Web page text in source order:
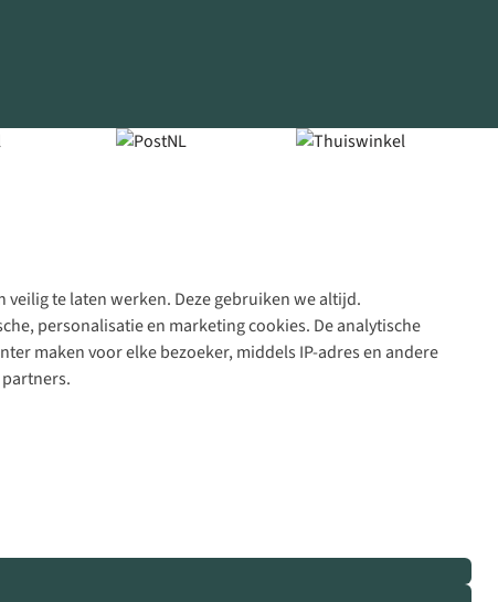
te laten werken. Deze gebruiken we altijd.
personalisatie en marketing cookies. De analytische
maken voor elke bezoeker, middels IP-adres en andere
Bever